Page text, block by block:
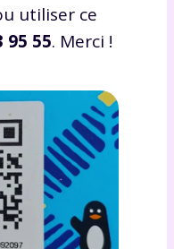
utiliser ce
95 55. Merci !